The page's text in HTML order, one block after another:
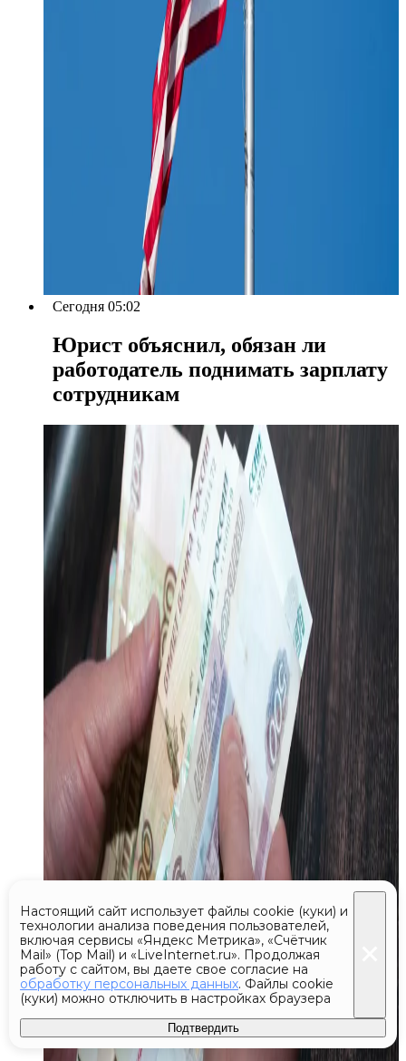
Сегодня 05:02
Юрист объяснил, обязан ли
работодатель поднимать зарплату
сотрудникам
Настоящий сайт использует файлы cookie (куки) и
технологии анализа поведения пользователей,
включая сервисы «Яндекс Метрика», «Счётчик
Mail» (Top Mail) и «LiveInternet.ru». Продолжая
работу с сайтом, вы даете свое согласие на
обработку персональных данных. Файлы cookie
(куки) можно отключить в настройках браузера
Подтвердить